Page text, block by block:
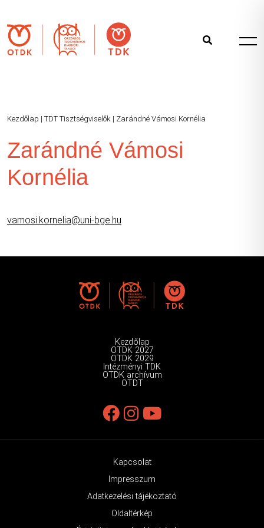
Kezdőlap | TDT Tisztségviselők | Zarándné Vámosi Kornélia
Zarándné Vámosi
Kornélia
vamosi.kornelia@uni-bge.hu
Kezdőlap
OTDK 2027
OTDK 2029
Intézményi TDK
OTDK archívum
OTDT
Kapcsolat
Impresszum
Adatkezelési tájékoztató
Oldaltérkép